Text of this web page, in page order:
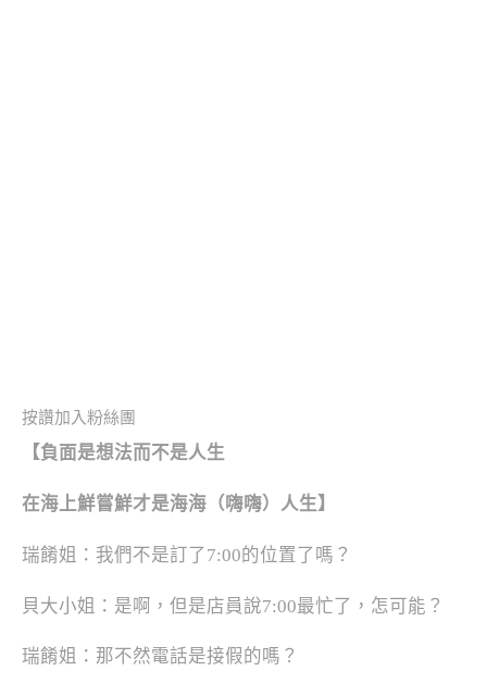
按讚加入粉絲團
【負面是想法而不是人生
在海上鮮嘗鮮才是海海（嗨嗨）人生】
瑞餚姐：我們不是訂了7:00的位置了嗎？
貝大小姐：是啊，但是店員說7:00最忙了，怎可能？
瑞餚姐：那不然電話是接假的嗎？